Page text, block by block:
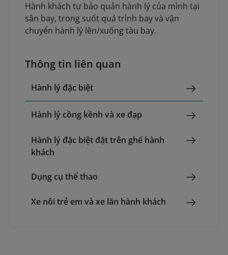
Hành khách tự bảo quản hành lý của mình tại
sân bay, trong suốt quá trình bay và vận
chuyển hành lý lên/xuống tàu bay.
Thông tin liên quan
Hành lý đặc biệt
Hành lý cồng kềnh và xe đạp
Hành lý đặc biệt đặt trên ghế hành
khách
Dụng cụ thể thao
Xe nôi trẻ em và xe lăn hành khách